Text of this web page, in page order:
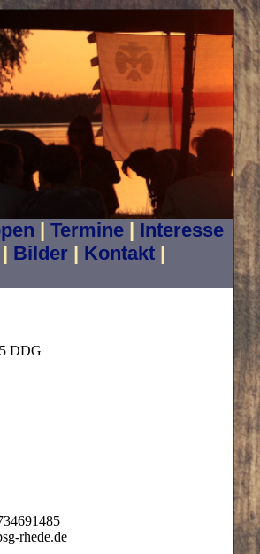
| Termine| Interesse
Bilder| Kontakt|
DDG
rhede.de